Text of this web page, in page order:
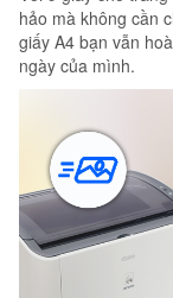
hảo mà không cần
giấy A4 bạn vẫn
ngày của mình.